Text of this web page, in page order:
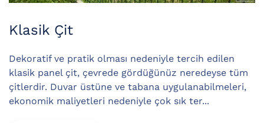
Klasik Çit
Dekoratif ve pratik olması nedeniyle tercih edilen
klasik panel çit, çevrede gördüğünüz neredeyse tüm
çitlerdir. Duvar üstüne ve tabana uygulanabilmeleri,
ekonomik maliyetleri nedeniyle çok sık ter...